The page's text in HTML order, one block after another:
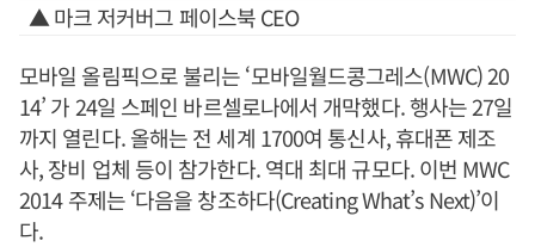
▲ 마크 저커버그 페이스북 CEO
모바일 올림픽으로 불리는 ‘모바일월드콩그레스(MWC) 20
14’ 가 24일 스페인 바르셀로나에서 개막했다. 행사는 27일
까지 열린다. 올해는 전 세계 1700여 통신사, 휴대폰 제조
사, 장비 업체 등이 참가한다. 역대 최대 규모다. 이번 MWC
2014 주제는 ‘다음을 창조하다(Creating What’s Next)’이
다.